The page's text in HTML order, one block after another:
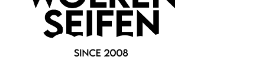
Wissenswertes